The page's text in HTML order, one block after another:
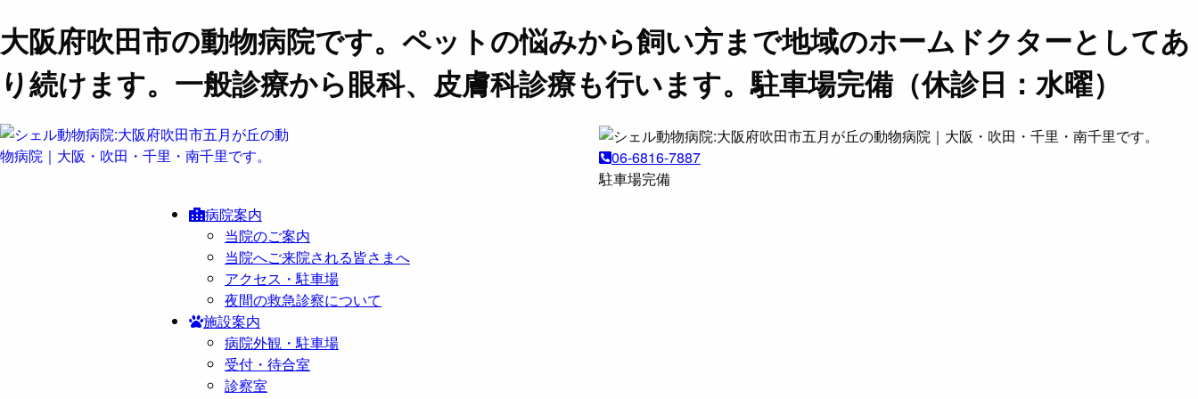
大阪府吹田市の動物病院です。ペットの悩みから飼い方まで地域のホームドクターとしてあ
り続けます。一般診療から眼科、皮膚科診療も行います。駐車場完備（休診日：水曜）
06-6816-7887
駐車場完備
病院案内
当院のご案内
当院へご来院される皆さまへ
アクセス・駐車場
夜間の救急診察について
施設案内
病院外観・駐車場
受付・待合室
診察室